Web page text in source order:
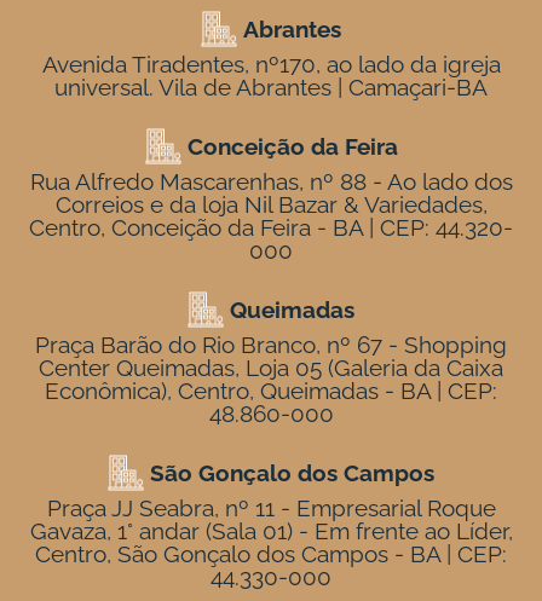
Abrantes
Avenida Tiradentes, nº170, ao lado da igreja
universal. Vila de Abrantes | Camaçari-BA
Conceição da Feira
Rua Alfredo Mascarenhas, nº 88 - Ao lado dos
Correios e da loja Nil Bazar & Variedades,
Centro, Conceição da Feira - BA | CEP: 44.320-
000
Queimadas
Praça Barão do Rio Branco, nº 67 - Shopping
Center Queimadas, Loja 05 (Galeria da Caixa
Econômica), Centro, Queimadas - BA | CEP:
48.860-000
São Gonçalo dos Campos
Praça JJ Seabra, nº 11 - Empresarial Roque
Gavaza, 1° andar (Sala 01) - Em frente ao Líder,
Centro, São Gonçalo dos Campos - BA | CEP:
44.330-000